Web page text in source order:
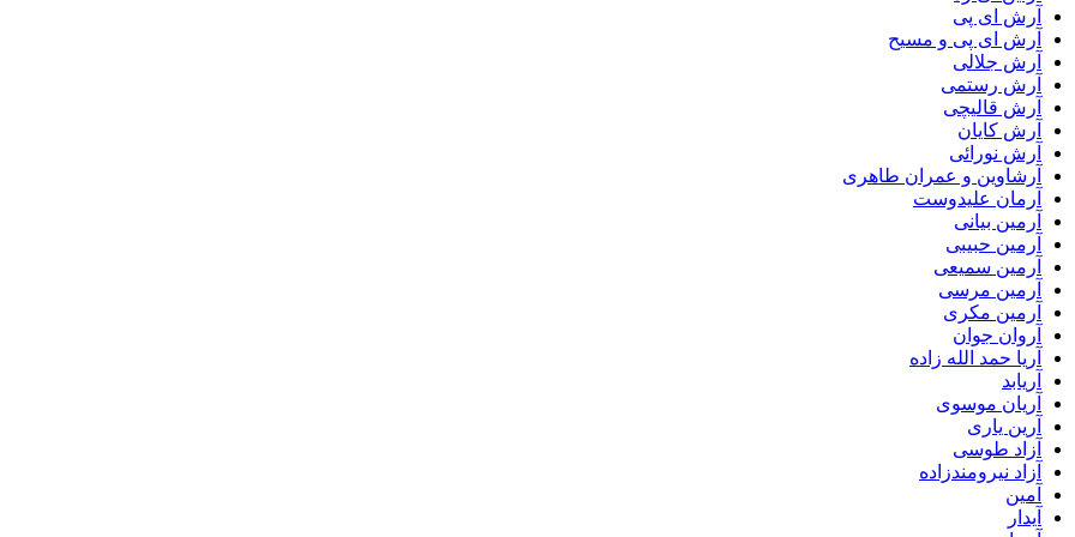
آرش ای پی
آرش ای پی و مسیح
آرش جلالی
آرش رستمی
آرش قالیچی
آرش کایان
آرش نورائی
آرشاوین و عمران طاهری
آرمان علیدوست
آرمین بیانی
آرمین حبیبی
آرمین سمیعی
آرمین مرسی
آرمین مکری
آروان جوان
آریا حمد الله زاده
آریابد
آریان موسوی
آرین یاری
آزاد طوسی
آزاد نیرومندزاده
آمین
آیدار